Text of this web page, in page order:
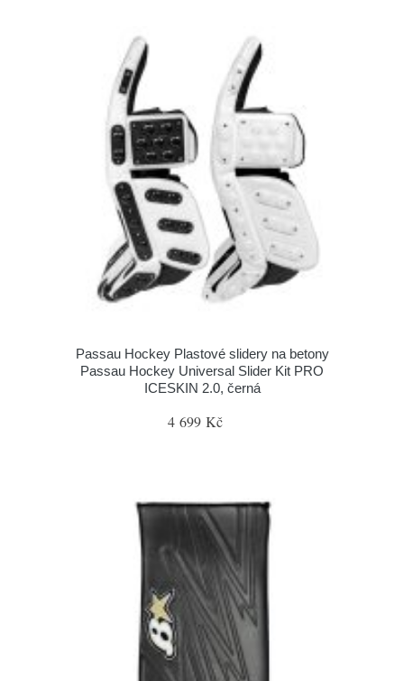
Passau Hockey Plastové slidery na betony
Passau Hockey Universal Slider Kit PRO
ICESKIN 2.0, černá
4 699 Kč